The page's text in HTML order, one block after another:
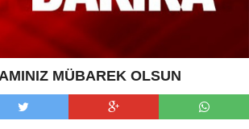
MÜBAREK OLSUN